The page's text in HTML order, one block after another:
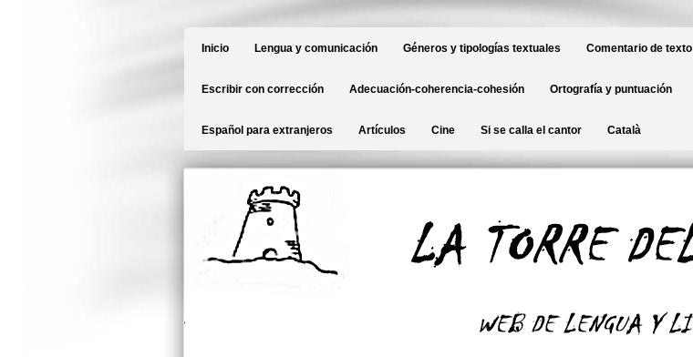
Inicio Lengua y comunicación Géneros y tipologías textuales Comentario de texto
Escribir con corrección Adecuación-coherencia-cohesión Ortografía y puntuación
Español para extranjeros Artículos Cine Si se calla el cantor Català